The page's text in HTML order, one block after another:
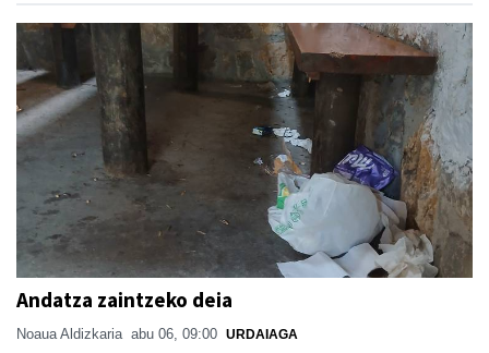
Andatza zaintzeko deia
Noaua Aldizkaria abu 06, 09:00 URDAIAGA